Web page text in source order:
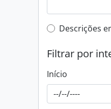
Filtro de
Descrições
Filtrar por
Início